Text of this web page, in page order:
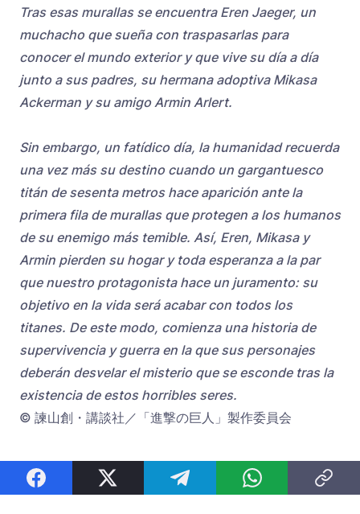
Tras esas murallas se encuentra Eren Jaeger, un
muchacho que sueña con traspasarlas para
conocer el mundo exterior y que vive su día a día
junto a sus padres, su hermana adoptiva Mikasa
Ackerman y su amigo Armin Arlert.
Sin embargo, un fatídico día, la humanidad recuerda
una vez más su destino cuando un gargantuesco
titán de sesenta metros hace aparición ante la
primera fila de murallas que protegen a los humanos
de su enemigo más temible. Así, Eren, Mikasa y
Armin pierden su hogar y toda esperanza a la par
que nuestro protagonista hace un juramento: su
objetivo en la vida será acabar con todos los
titanes. De este modo, comienza una historia de
supervivencia y guerra en la que sus personajes
deberán desvelar el misterio que se esconde tras la
existencia de estos horribles seres.
© 諫山創・講談社／「進撃の巨人」製作委員会